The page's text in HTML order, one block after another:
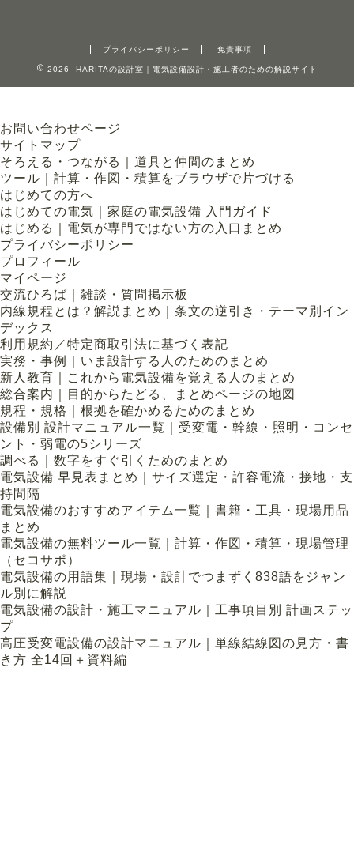
プライバシーポリシー 免責事項
2026 HARITAの設計室｜電気設備設計・施工者のための解説サイト
お問い合わせページ
サイトマップ
そろえる・つながる｜道具と仲間のまとめ
ツール｜計算・作図・積算をブラウザで片づける
はじめての方へ
はじめての電気｜家庭の電気設備 入門ガイド
はじめる｜電気が専門ではない方の入口まとめ
プライバシーポリシー
プロフィール
マイページ
交流ひろば｜雑談・質問掲示板
内線規程とは？解説まとめ｜条文の逆引き・テーマ別イン
デックス
利用規約／特定商取引法に基づく表記
実務・事例｜いま設計する人のためのまとめ
新人教育｜これから電気設備を覚える人のまとめ
総合案内｜目的からたどる、まとめページの地図
規程・規格｜根拠を確かめるためのまとめ
設備別 設計マニュアル一覧｜受変電・幹線・照明・コンセ
ント・弱電の5シリーズ
調べる｜数字をすぐ引くためのまとめ
電気設備 早見表まとめ｜サイズ選定・許容電流・接地・支
持間隔
電気設備のおすすめアイテム一覧｜書籍・工具・現場用品
まとめ
電気設備の無料ツール一覧｜計算・作図・積算・現場管理
（セコサポ）
電気設備の用語集｜現場・設計でつまずく838語をジャン
ル別に解説
電気設備の設計・施工マニュアル｜工事項目別 計画ステッ
プ
高圧受変電設備の設計マニュアル｜単線結線図の見方・書
き方 全14回＋資料編